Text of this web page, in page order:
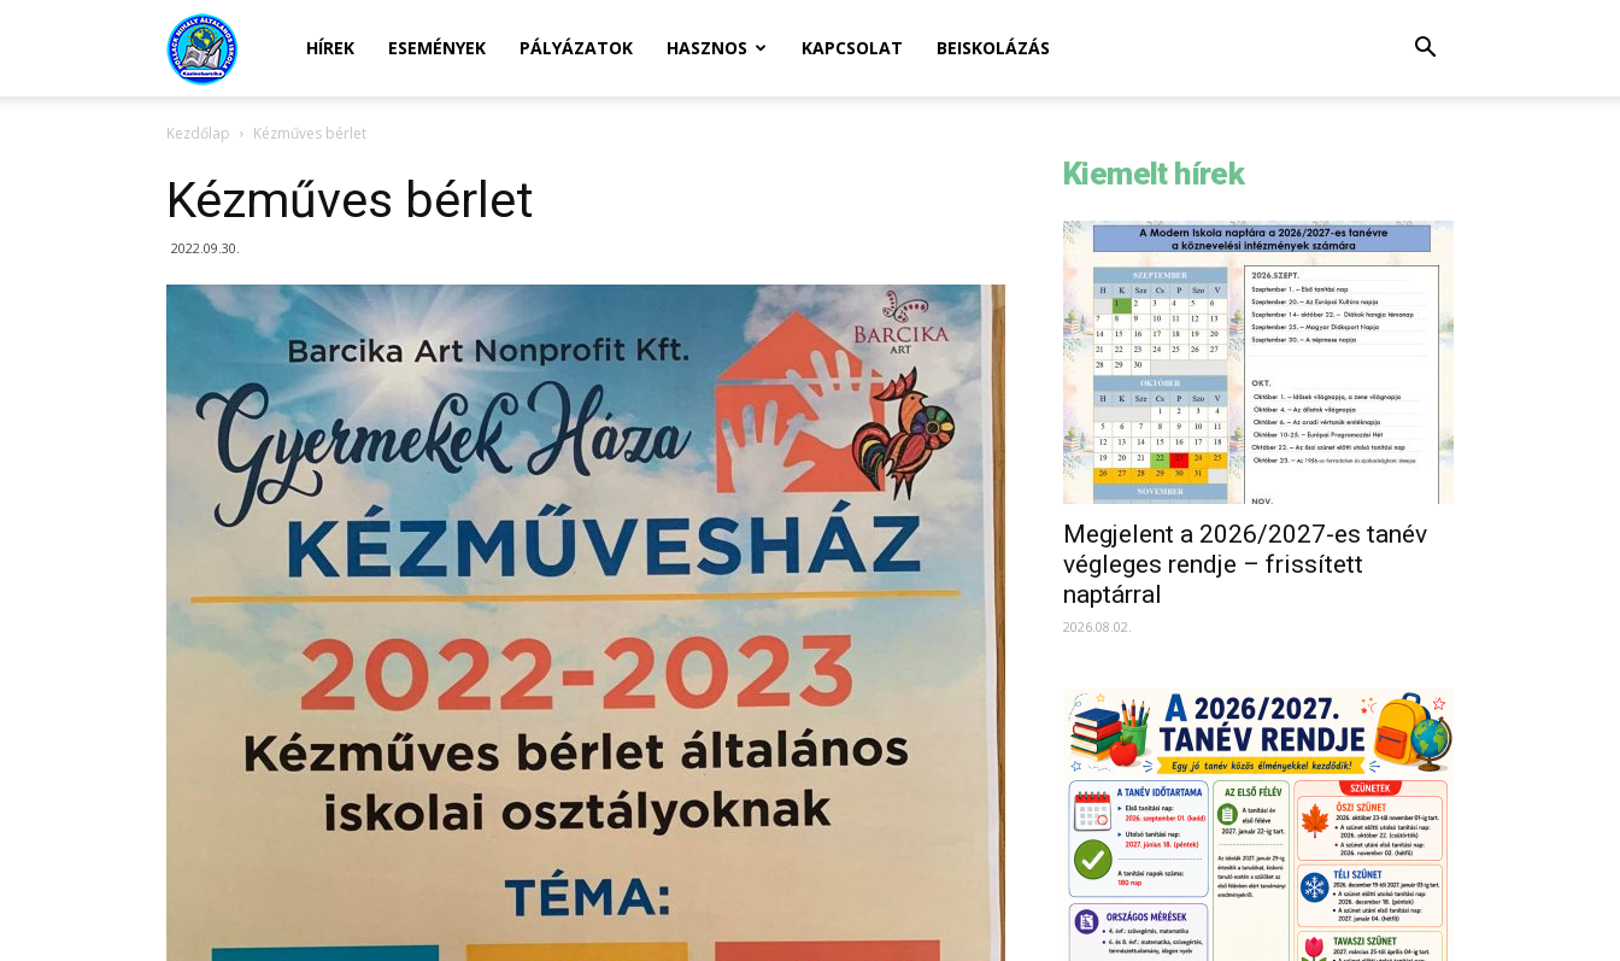
Kazincbarcikai
Pollack
Általános
Iskola
HÍREK ESEMÉNYEK PÁLYÁZATOK HASZNOS KAPCSOLAT BEISKOLÁZÁS
Kezdőlap Kézműves bérlet
Kézműves bérlet
2022.09.30.
Kiemelt hírek
Megjelent a 2026/2027-es tanév
végleges rendje – frissített
naptárral
2026.08.02.